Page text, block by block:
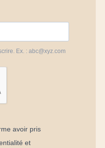
Ex. : abc@xyz.com
avoir pris
et